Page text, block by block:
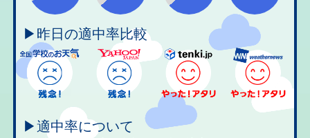
▶昨日の適中率比較
▶適中率について